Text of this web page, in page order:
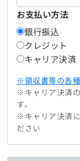
お支払い方法
銀行振込
クレジット
キャリア決済
※領収書等の各
※キャリア決済
す。
※キャリア決済
ださい